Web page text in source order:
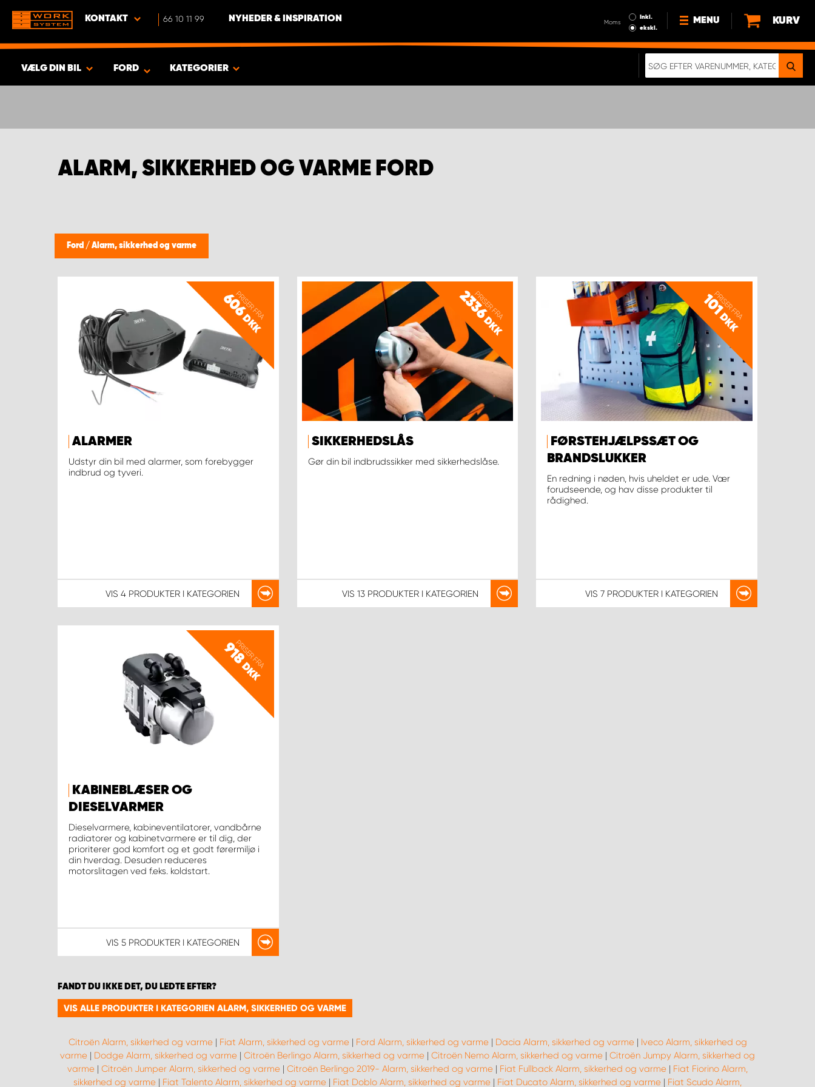
KONTAKT 66 10 11 99 NYHEDER & INSPIRATION Moms
Inkl.
ekskl.
MENU
HVORFOR VÆLGE WORK
KURV
VÆLG DIN BIL FORD KATEGORIER
ALARM, SIKKERHED OG VARME FORD
Ford / Alarm, sikkerhed og varme
PRISER FRA
606
DKK
ALARMER
Udstyr din bil med alarmer, som forebygger
indbrud og tyveri.
VIS 4 PRODUKTERI KATEGORIEN
PRISER FRA
2336
DKK
SIKKERHEDSLÅS
Gør din bil indbrudssikker med sikkerhedslåse.
VIS13 PRODUKTER I KATEGORIEN
PRISER FRA
101
DKK
FØRSTEHJÆLPSSÆT OG
BRANDSLUKKER
En redning i nøden, hvis uheldet er ude. Vær
forudseende, og hav disse produkter til
rådighed.
VIS 7 PRODUKTERI KATEGORIEN
PRISER FRA
918
DKK
KABINEBLÆSER OG
DIESELVARMER
Dieselvarmere, kabineventilatorer, vandbårne
radiatorer og kabinetvarmere er til dig, der
prioriterer god komfort og et godt førermiljø i
din hverdag. Desuden reduceres
motorslitagen ved f.eks. koldstart.
VIS 5 PRODUKTERI KATEGORIEN
FANDT DU IKKE DET, DU LEDTE EFTER?
VIS ALLE PRODUKTER I KATEGORIEN ALARM, SIKKERHED OG VARME
Citroën Alarm, sikkerhed og varme| Fiat Alarm, sikkerhed og varme| Ford Alarm, sikkerhed og varme| Dacia Alarm, sikkerhed og varme| Iveco Alarm, sikkerhed og
varme | Dodge Alarm, sikkerhed og varme | Citroën Berlingo Alarm, sikkerhed og varme | Citroën Nemo Alarm, sikkerhed og varme | Citroën Jumpy Alarm, sikkerhed og
varme | Citroën Jumper Alarm, sikkerhed og varme | Citroën Berlingo 2019- Alarm, sikkerhed og varme | Fiat Fullback Alarm, sikkerhed og varme | Fiat Fiorino Alarm,
sikkerhed og varme | Fiat Talento Alarm, sikkerhed og varme | Fiat Doblo Alarm, sikkerhed og varme | Fiat Ducato Alarm, sikkerhed og varme | Fiat Scudo Alarm,